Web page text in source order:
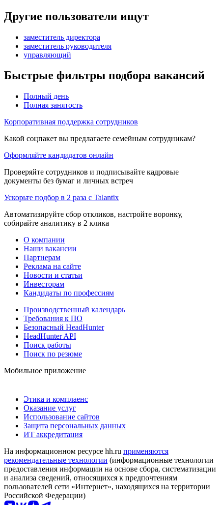
Другие пользователи ищут
заместитель директора
заместитель руководителя
управляющий
Быстрые фильтры подбора вакансий
Полный день
Полная занятость
Корпоративная поддержка сотрудников
Какой соцпакет вы предлагаете семейным сотрудникам?
Оформляйте кандидатов онлайн
Проверяйте сотрудников и подписывайте кадровые
документы без бумаг и личных встреч
Ускорьте подбор в 2 раза с Talantix
Автоматизируйте сбор откликов, настройте воронку,
собирайте аналитику в 2 клика
О компании
Наши вакансии
Партнерам
Реклама на сайте
Новости и статьи
Инвесторам
Кандидаты по профессиям
Производственный календарь
Требования к ПО
Безопасный HeadHunter
HeadHunter API
Поиск работы
Поиск по резюме
Мобильное приложение
Этика и комплаенс
Оказание услуг
Использование сайтов
Защита персональных данных
ИТ аккредитация
На информационном ресурсе hh.ru применяются
рекомендательные технологии (информационные технологии
предоставления информации на основе сбора, систематизации
и анализа сведений, относящихся к предпочтениям
пользователей сети «Интернет», находящихся на территории
Российской Федерации)